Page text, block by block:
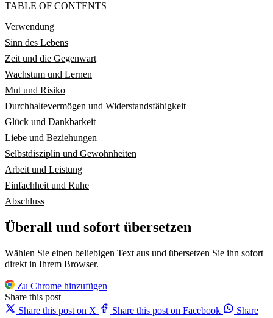
TABLE OF CONTENTS
Verwendung
Sinn des Lebens
Zeit und die Gegenwart
Wachstum und Lernen
Mut und Risiko
Durchhaltevermögen und Widerstandsfähigkeit
Glück und Dankbarkeit
Liebe und Beziehungen
Selbstdisziplin und Gewohnheiten
Arbeit und Leistung
Einfachheit und Ruhe
Abschluss
Überall und sofort übersetzen
Wählen Sie einen beliebigen Text aus und übersetzen Sie ihn sofort
direkt in Ihrem Browser.
Zu Chrome hinzufügen
Share this post
Share this post on X
Share this post on Facebook
Share